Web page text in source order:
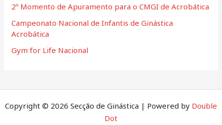
:2º Momento de Apuramento para o CMGI de Acrobática
Campeonato Nacional de Infantis de Ginástica
Acrobática
Gym for Life Nacional
Copyright © 2026 Secção de Ginástica | Powered by Double
Dot